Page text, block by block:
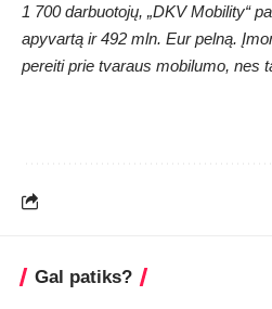
1 700 darbuotojų, „DKV Mobility“
apyvartą ir 492 mln. Eur pelną.
pereiti prie tvaraus mobilumo, nes
Gal patiks?